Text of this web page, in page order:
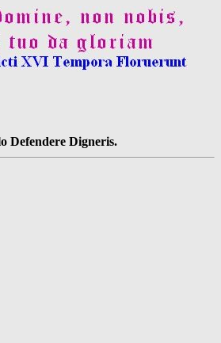
Defendere Digneris.